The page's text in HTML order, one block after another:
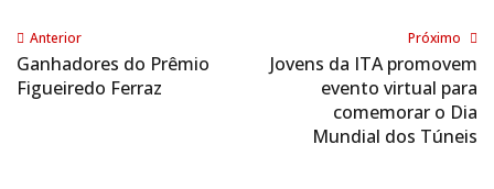
Anterior
Ganhadores do Prêmio
Figueiredo Ferraz
Próximo
Jovens da ITA promovem
evento virtual para
comemorar o Dia
Mundial dos Túneis